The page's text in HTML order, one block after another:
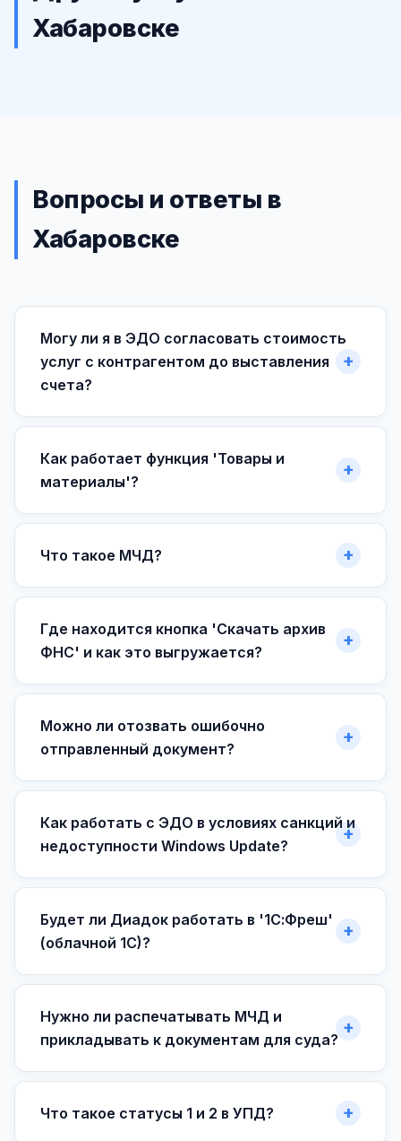
Хабаровске
Вопросы и ответы в
Хабаровске
Могу ли я в ЭДО согласовать стоимость
услуг с контрагентом до выставления
счета?
Как работает функция 'Товары и
материалы'?
Что такое МЧД?
Где находится кнопка 'Скачать архив
ФНС' и как это выгружается?
Можно ли отозвать ошибочно
отправленный документ?
Как работать с ЭДО в условиях санкций и
недоступности Windows Update?
Будет ли Диадок работать в '1С:Фреш'
(облачной 1С)?
Нужно ли распечатывать МЧД и
прикладывать к документам для суда?
Что такое статусы 1 и 2 в УПД?